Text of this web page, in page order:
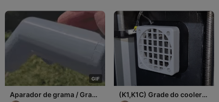
GIF
Aparador de grama / Grass
(K1,K1C) Grade do cooler